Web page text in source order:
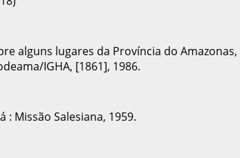
alguns lugares da Província do Amazonas,
IGHA, [1861], 1986.
: Missão Salesiana, 1959.